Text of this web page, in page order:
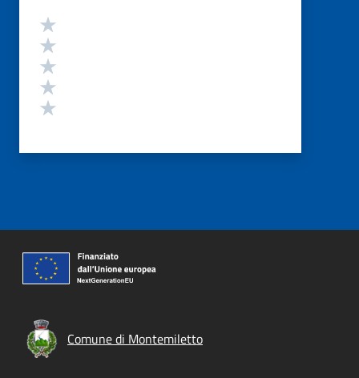
Valutazione
Comune di Montemiletto